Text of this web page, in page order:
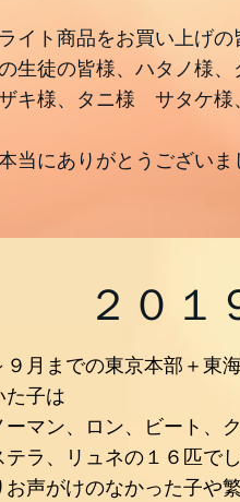
イト商品をお買い上げ
生徒の皆様、ハタノ様
キ様、タニ様 サタケ
当にありがとうございま
２０１
月までの東京本部＋東
た子は
ーマン、ロン、ビート、
ラ、リュネの１６匹でし
声がけのなかった子や